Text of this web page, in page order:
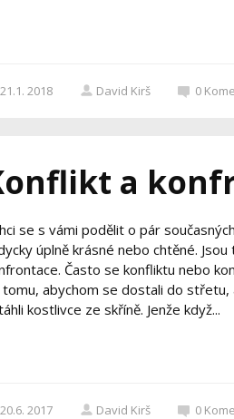
21.1. 2018 David Kirš 0
a
se s vámi podělit o pár
úplně krásné nebo chtěné.
Často se konfliktu nebo
abychom se dostali do střetu,
kostlivce ze skříně. Jenže když...
20.6. 2017 David Kirš 0